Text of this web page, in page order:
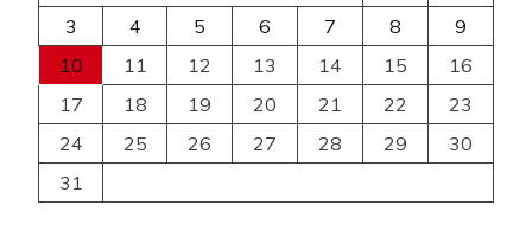
3
4 5 6 7 8
9
10
11 12 13 14 15
16
17
18 19 20 21 22
23
24
25 26 27 28 29
30
31